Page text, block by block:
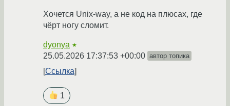
Хочется Unix-way, а не код на плюсах, где
чёрт ногу сломит.
dyonya ★
25.05.2026 17:37:53 +00:00 автор топика
Ссылка
1